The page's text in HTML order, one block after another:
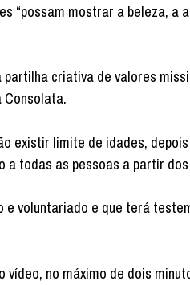
“possam mostrar a beleza, a
criativa de valores
Consolata.
existir limite de idades,
todas as pessoas a partir dos
voluntariado e que terá
no máximo de dois